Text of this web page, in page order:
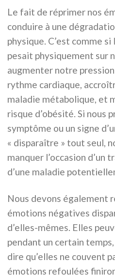
Le fait de réprimer nos
conduire à une
physique. C’est comme
pesait physiquement sur
augmenter notre
rythme cardiaque,
maladie métabolique, et
risque d’obésité. Si nous
symptôme ou un signe
« disparaître » tout seul,
manquer l’occasion d’un
d’une maladie
Nous devons également
émotions négatives
d’elles-mêmes. Elles
pendant un certain
dire qu’elles ne couvent
émotions refoulées